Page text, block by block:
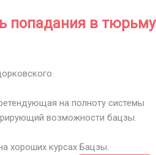
попадания в тюрьму
на полноту системы
возможности бацзы.
хороших курсах Бацзы.